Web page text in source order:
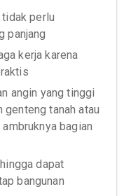
tidak perlu
panjang
kerja karena
angin yang tinggi
genteng tanah atau
bagian
dapat
bangunan